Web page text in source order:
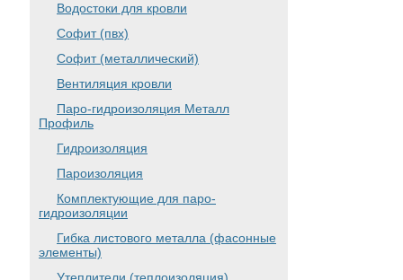
Водостоки для кровли
Софит (пвх)
Софит (металлический)
Вентиляция кровли
Паро-гидроизоляция Металл
Профиль
Гидроизоляция
Пароизоляция
Комплектующие для паро-
гидроизоляции
Гибка листового металла (фасонные
элементы)